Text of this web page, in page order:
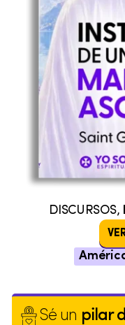
DISCURSOS,
Sé un pilar